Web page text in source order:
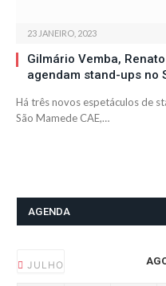
23 JANEIRO, 2023
Gilmário Vemba,
agendam stand-ups no
Há três novos espetáculos de
São Mamede CAE,…
AGENDA
JULHO